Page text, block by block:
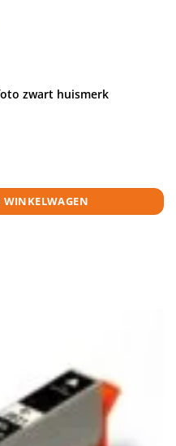
zwart huismerk
huismerk aantal
WINKELWAGEN